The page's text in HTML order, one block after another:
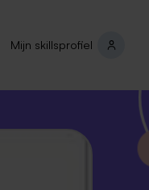
Mijn skillsprofiel